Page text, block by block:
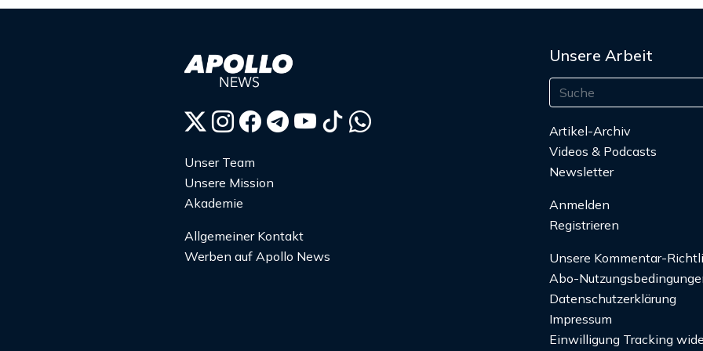
Unser Team
Unsere Mission
Akademie
Allgemeiner Kontakt
Werben auf Apollo News
Unsere Arbeit
Artikel-Archiv
Videos & Podcasts
Newsletter
Anmelden
Registrieren
Unsere Kommentar-
Abo-
Datenschutzerklärung
Impressum
Einwilligung Tracking